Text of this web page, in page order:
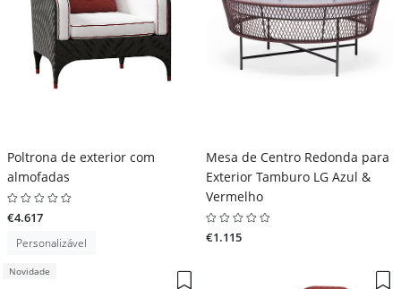
Poltrona de exterior com
almofadas
€4.617
Personalizável
Mesa de Centro Redonda para
Exterior Tamburo LG Azul &
Vermelho
€1.115
Novidade